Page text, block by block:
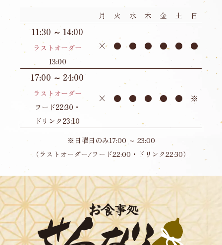
月 火 水 木 金 土 日
11:30 ～ 14:00
ラストオーダー
13:00
× ● ● ● ● ● ●
17:00 ～ 24:00
ラストオーダー
フード22:30・
ドリンク23:10
× ● ● ● ● ● ※
※日曜日のみ17:00 ～ 23:00
（ラストオーダー/フード22:00・ドリンク22:30）